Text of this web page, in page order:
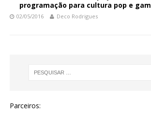
programação para cultura pop e
02/05/2016 Deco Rodrigues
Parceiros: